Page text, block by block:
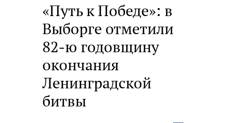
«Путь к Победе»: в
Выборге отметили
82-ю годовщину
окончания
Ленинградской
битвы